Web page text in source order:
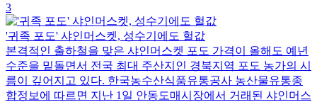
3
'귀족 포도' 샤인머스켓, 성수기에도 헐값
본격적인 출하철을 맞은 샤인머스켓 포도 가격이 올해도 예년
수준을 밑돌면서 전국 최대 주산지인 경북지역 포도 농가의 시
름이 깊어지고 있다. 한국농수산식품유통공사 농산물유통종
합정보에 따르면 지난 1일 안동도매시장에서 거래된 샤인머스